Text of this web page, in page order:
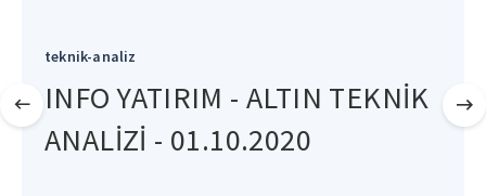
teknik-analiz
INFO YATIRIM - ALTIN TEKNİK
ANALİZİ - 01.10.2020